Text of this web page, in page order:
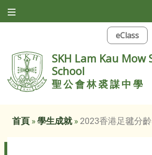
eClass
SKH Lam Kau Mow
School
聖公會林裘謀中學
首頁 »學生成就» 2023香港足毽分